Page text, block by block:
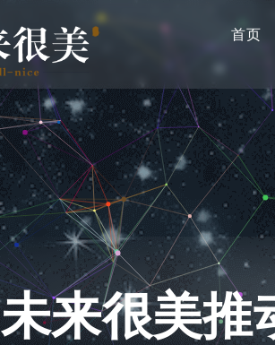
导首页
未来很美推